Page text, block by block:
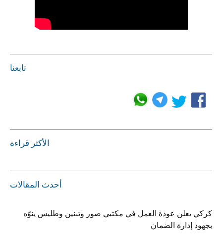
تابعنا
الأكثر قراءة
أحدث المقالات
كركي يعلن عودة العمل في مكتبي صور وتبنين وطليس ينوّه
بجهود إدارة الضمان